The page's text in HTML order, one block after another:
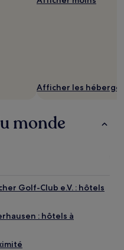
Afficher les
monde
Golf-Club e.V. : hôtels
: hôtels à